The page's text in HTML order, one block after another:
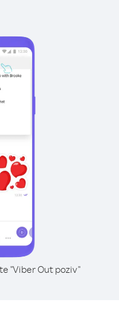
"Viber Out poziv"